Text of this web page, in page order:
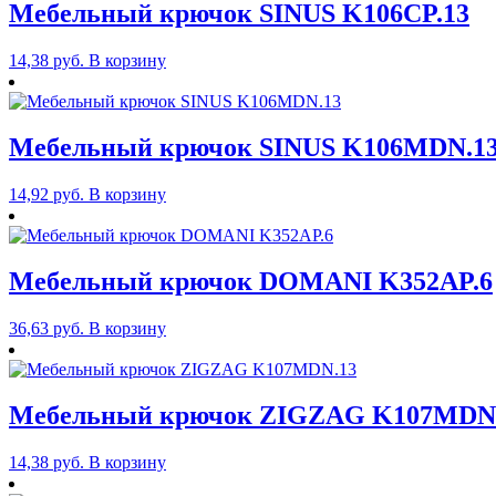
Мебельный крючок SINUS K106CP.13
14,38 руб. В корзину
Мебельный крючок SINUS
14,92 руб. В корзину
Мебельный крючок DOMANI K352AP.6
36,63 руб. В корзину
Мебельный крючок ZIGZAG
14,38 руб. В корзину